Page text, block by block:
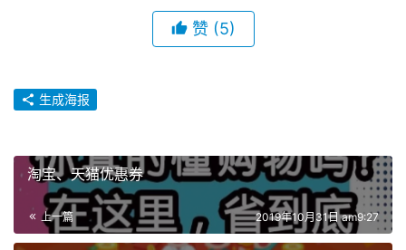
赞 (5)
生成海报
淘宝、天猫优惠券
上一篇 2019年10月31日 am9:27